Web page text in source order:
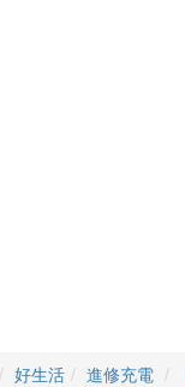
好生活 進修充電